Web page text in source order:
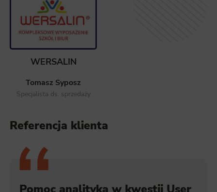
WERSALIN
Tomasz Syposz
Specjalista ds. sprzedaży
Referencja klienta